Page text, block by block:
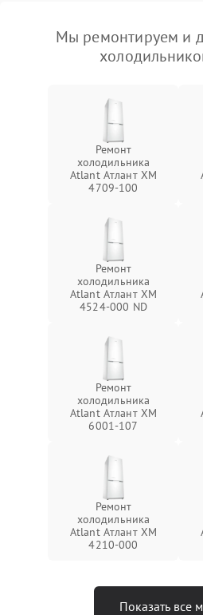
Мы ремонтируем и
Ремонт
холодильника
Atlant Атлант XM
4709-100
Ремонт
холодильника
Atlant Атлант ХМ
4524-000 ND
Ремонт
холодильника
Atlant Атлант ХМ
6001-107
Ремонт
холодильника
Atlant Атлант ХМ
4210-000
Показать все